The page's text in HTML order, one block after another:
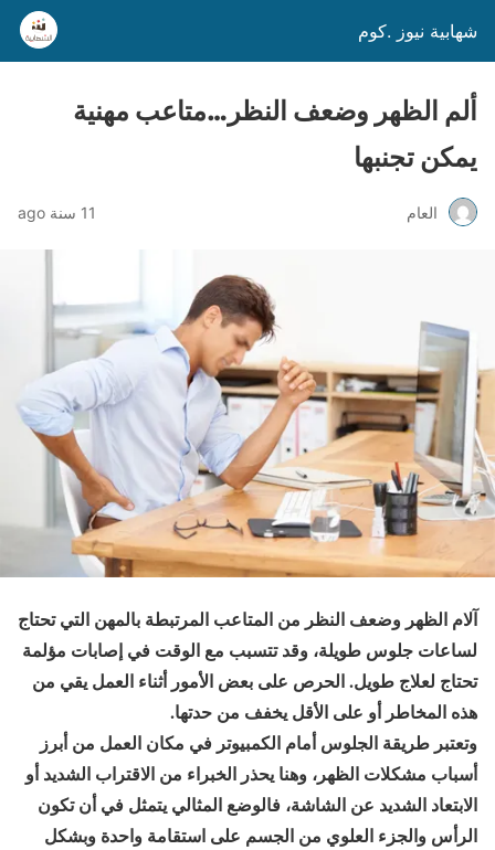
شهابية نيوز .كوم
ألم الظهر وضعف النظر…متاعب مهنية
يمكن تجنبها
العام 11 سنة ago
آلام الظهر وضعف النظر من المتاعب المرتبطة بالمهن التي تحتاج
لساعات جلوس طويلة، وقد تتسبب مع الوقت في إصابات مؤلمة
تحتاج لعلاج طويل. الحرص على بعض الأمور أثناء العمل يقي من
هذه المخاطر أو على الأقل يخفف من حدتها.
وتعتبر طريقة الجلوس أمام الكمبيوتر في مكان العمل من أبرز
أسباب مشكلات الظهر، وهنا يحذر الخبراء من الاقتراب الشديد أو
الابتعاد الشديد عن الشاشة، فالوضع المثالي يتمثل في أن تكون
الرأس والجزء العلوي من الجسم على استقامة واحدة وبشكل